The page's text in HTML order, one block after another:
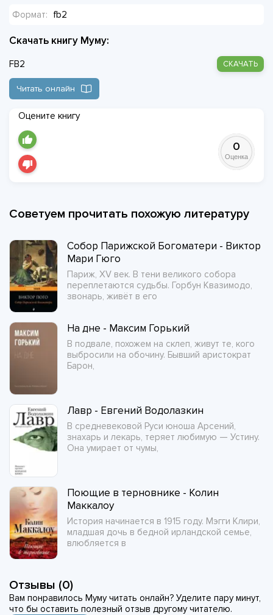
Формат:
fb2
Скачать книгу Муму:
FB2 СКАЧАТЬ
Читать онлайн
Оцените книгу
0
Оценка
Советуем прочитать похожую литературу
Собор Парижской Богоматери - Виктор
Мари Гюго
Париж, XV век. В тени великого собора
переплетаются судьбы. Горбун Квазимодо,
звонарь, живёт в его
На дне - Максим Горький
В подвале, похожем на склеп, живут те, кого
выбросили на обочину. Бывший аристократ
Барон,
Лавр - Евгений Водолазкин
В средневековой Руси юноша Арсений,
знахарь и лекарь, теряет любимую — Устину.
Она умирает от чумы,
Поющие в терновнике - Колин
Маккалоу
История начинается в 1915 году. Мэгги Клири,
младшая дочь в бедной ирландской семье,
влюбляется в
Отзывы (0)
Вам понравилось Муму читать онлайн? Уделите пару минут,
что бы оставить полезный отзыв другому читателю.